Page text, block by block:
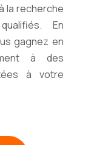
la recherche
En
gagnez en
à des
à votre